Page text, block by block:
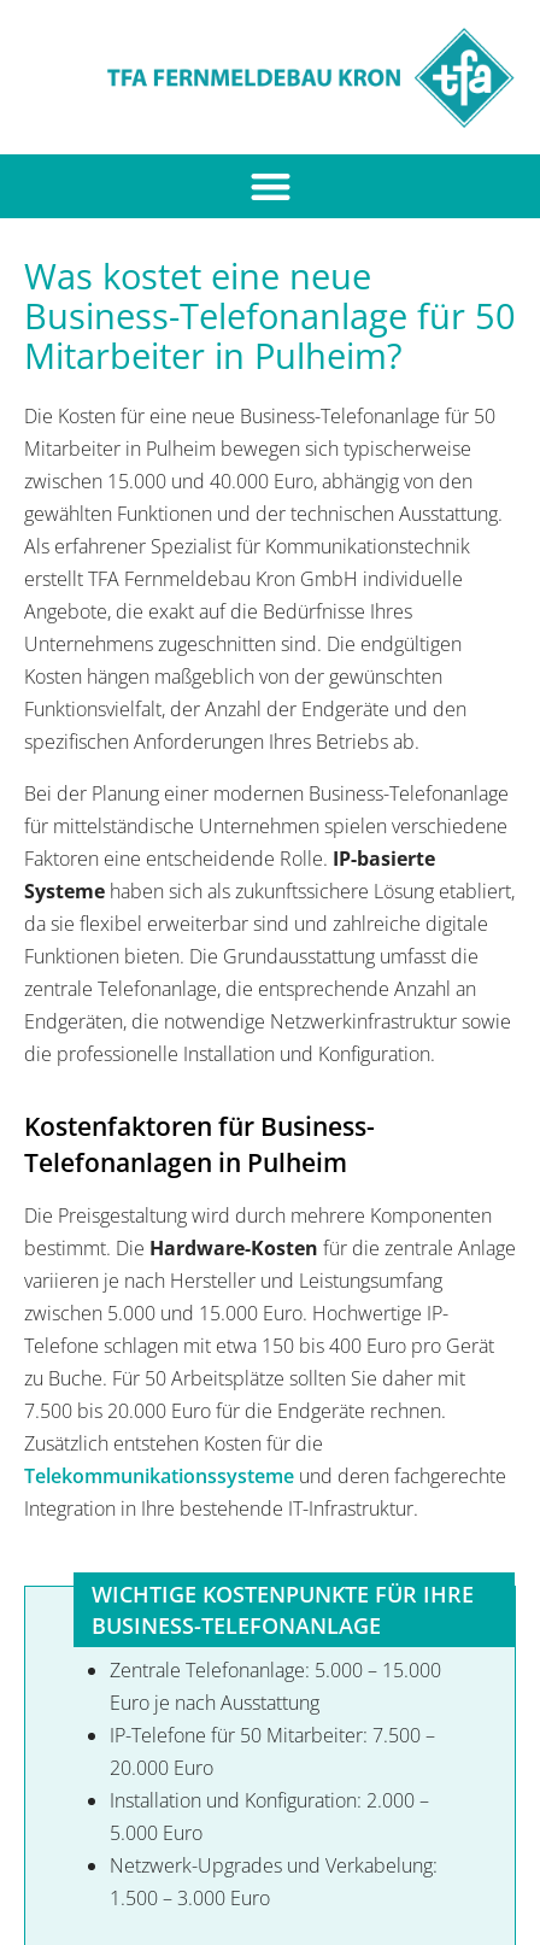
Was kostet eine neue
Business-Telefonanlage für 50
Mitarbeiter in Pulheim?
Die Kosten für eine neue Business-Telefonanlage für 50
Mitarbeiter in Pulheim bewegen sich typischerweise
zwischen 15.000 und 40.000 Euro, abhängig von den
gewählten Funktionen und der technischen Ausstattung.
Als erfahrener Spezialist für Kommunikationstechnik
erstellt TFA Fernmeldebau Kron GmbH individuelle
Angebote, die exakt auf die Bedürfnisse Ihres
Unternehmens zugeschnitten sind. Die endgültigen
Kosten hängen maßgeblich von der gewünschten
Funktionsvielfalt, der Anzahl der Endgeräte und den
spezifischen Anforderungen Ihres Betriebs ab.
Bei der Planung einer modernen Business-Telefonanlage
für mittelständische Unternehmen spielen verschiedene
Faktoren eine entscheidende Rolle. IP-basierte
Systeme haben sich als zukunftssichere Lösung etabliert,
da sie flexibel erweiterbar sind und zahlreiche digitale
Funktionen bieten. Die Grundausstattung umfasst die
zentrale Telefonanlage, die entsprechende Anzahl an
Endgeräten, die notwendige Netzwerkinfrastruktur sowie
die professionelle Installation und Konfiguration.
Kostenfaktoren für Business-
Telefonanlagen in Pulheim
Die Preisgestaltung wird durch mehrere Komponenten
bestimmt. Die Hardware-Kosten für die zentrale Anlage
variieren je nach Hersteller und Leistungsumfang
zwischen 5.000 und 15.000 Euro. Hochwertige IP-
Telefone schlagen mit etwa 150 bis 400 Euro pro Gerät
zu Buche. Für 50 Arbeitsplätze sollten Sie daher mit
7.500 bis 20.000 Euro für die Endgeräte rechnen.
Zusätzlich entstehen Kosten für die
Telekommunikationssysteme und deren fachgerechte
Integration in Ihre bestehende IT-Infrastruktur.
WICHTIGE KOSTENPUNKTE FÜR IHRE
BUSINESS-TELEFONANLAGE
Zentrale Telefonanlage: 5.000 – 15.000
Euro je nach Ausstattung
IP-Telefone für 50 Mitarbeiter: 7.500 –
20.000 Euro
Installation und Konfiguration: 2.000 –
5.000 Euro
Netzwerk-Upgrades und Verkabelung:
1.500 – 3.000 Euro